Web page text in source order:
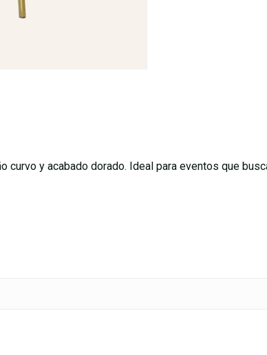
curvo y acabado dorado. Ideal para eventos que